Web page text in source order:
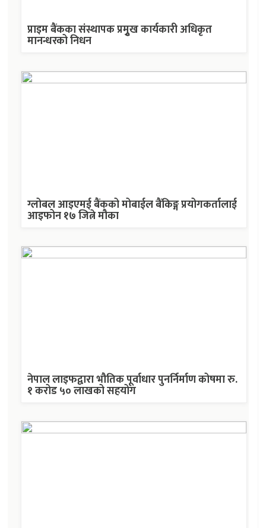
प्राइम बैंकका संस्थापक प्रमुृख कार्यकारी अधिकृत
मानन्धरको निधन
ग्लोबल आइएमई बैंकको मोबाईल बैंकिङ्ग प्रयोगकर्तालाई
आइफोन १७ जित्ने मौका
नेपाल लाइफद्वारा भौतिक पूर्वाधार पुनर्निर्माण कोषमा रु.
१ करोड ५० लाखको सहयोग